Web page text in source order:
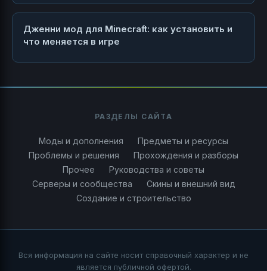
Дженни мод для Minecraft: как установить и
что меняется в игре
РАЗДЕЛЫ САЙТА
Моды и дополнения
Предметы и ресурсы
Проблемы и решения
Прохождения и разборы
Прочее
Руководства и советы
Серверы и сообщества
Скины и внешний вид
Создание и строительство
Вся информация на сайте носит справочный характер и не
является публичной офертой.